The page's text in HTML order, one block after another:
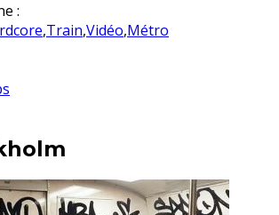
:
,Train,Vidéo,Métro